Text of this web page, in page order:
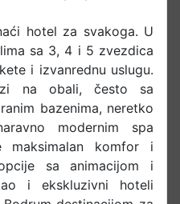
hotel za svakoga. U
sa 3, 4 i 5 zvezdica
i izvanrednu uslugu.
na obali, često sa
bazenima, neretko
modernim spa
maksimalan komfor i
sa animacijom i
i ekskluzivni hoteli